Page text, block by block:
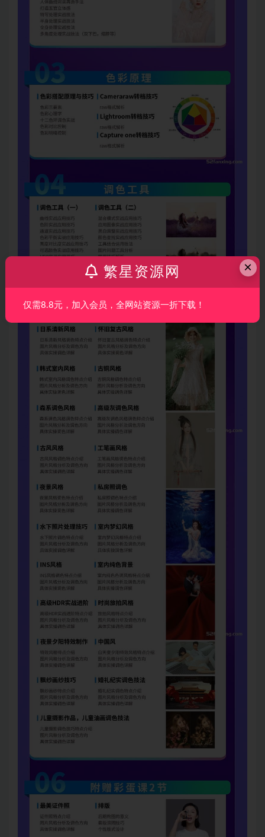
×
繁星资源网
仅需8.8元，加入会员，全网站资源一折下载！